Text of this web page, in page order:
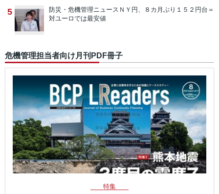
5 防災・危機管理ニュース ＮＹ円、８カ月ぶり１５２円台＝
対ユーロでは最安値
危機管理担当者向け月刊PDF冊子
特集